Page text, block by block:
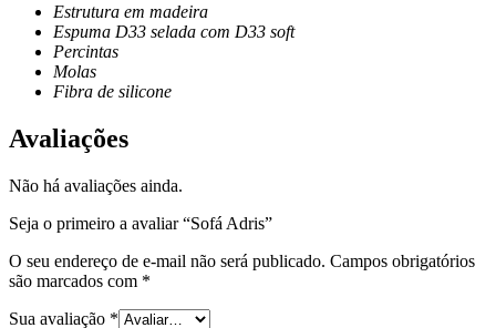
Estrutura em madeira
Espuma D33 selada com D33 soft
Percintas
Molas
Fibra de silicone
Avaliações
Não há avaliações ainda.
Seja o primeiro a avaliar “Sofá Adris”
O seu endereço de e-mail não será publicado. Campos obrigatórios
são marcados com *
Sua avaliação *